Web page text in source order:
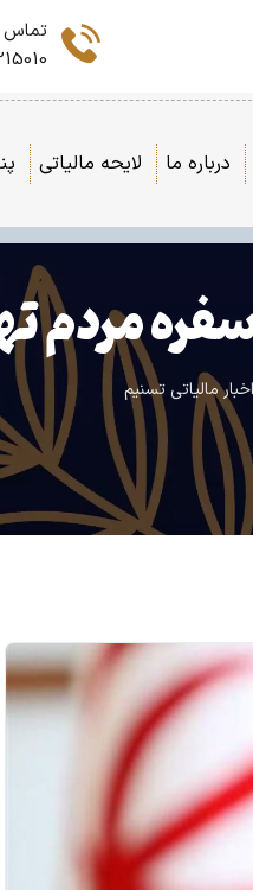
تماس
درباره ما لایحه مالیاتی
مردم
اخبار مالیاتی تسنیم